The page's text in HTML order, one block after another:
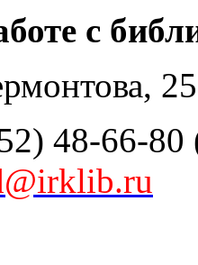
с
48-66-80